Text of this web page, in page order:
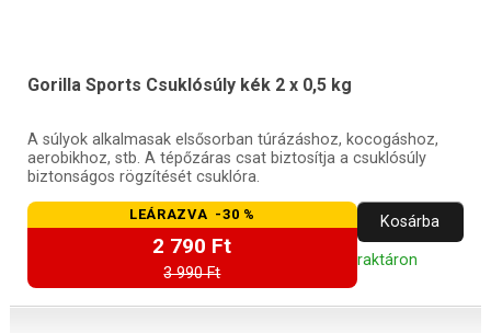
Gorilla Sports Csuklósúly kék 2 x 0,5 kg
A súlyok alkalmasak elsősorban túrázáshoz, kocogáshoz,
aerobikhoz, stb. A tépőzáras csat biztosítja a csuklósúly
biztonságos rögzítését csuklóra.
LEÁRAZVA -30 %
2 790 Ft
3 990 Ft
Kosárba
raktáron